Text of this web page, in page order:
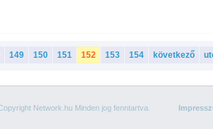
149 150 151 152 153 154 következő
Network.hu Minden jog fenntartva.